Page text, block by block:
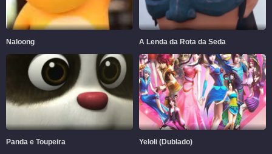
Naloong A Lenda da Rota da Seda
Panda e Toupeira Yeloli (Dublado)